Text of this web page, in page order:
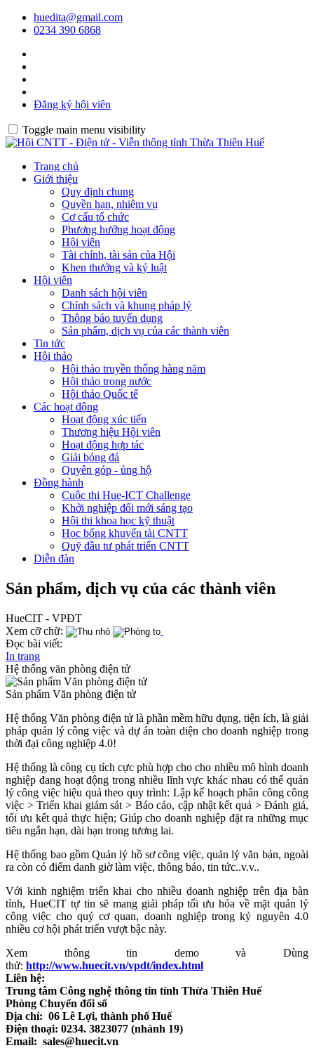
huedita@gmail.com
0234 390 6868
Đăng ký hội viên
Toggle main menu visibility
Trang chủ
Giới thiệu
Quy định chung
Quyền hạn, nhiệm vụ
Cơ cấu tổ chức
Phương hướng hoạt động
Hội viên
Tài chính, tài sản của Hội
Khen thưởng và kỷ luật
Hội viên
Danh sách hội viên
Chính sách và khung pháp lý
Thông báo tuyển dụng
Sản phẩm, dịch vụ của các thành viên
Tin tức
Hội thảo
Hội thảo truyền thống hàng năm
Hội thảo trong nước
Hội thảo Quốc tế
Các hoạt động
Hoạt động xúc tiến
Thương hiệu Hội viên
Hoạt động hợp tác
Giải bóng đá
Quyên góp - ủng hộ
Đồng hành
Cuộc thi Hue-ICT Challenge
Khởi nghiệp đổi mới sáng tạo
Hội thi khoa học kỹ thuật
Học bổng khuyến tài CNTT
Quỹ đầu tư phát triển CNTT
Diễn đàn
Sản phẩm, dịch vụ của các thành viên
HueCIT - VPĐT
Xem cỡ chữ:
Đọc bài viết:
In trang
Hệ thống văn phòng điện tử
Sản phẩm Văn phòng điện tử
Hệ thống Văn phòng điện tử là phần mềm hữu dụng, tiện ích, là giải
pháp quản lý công việc và dự án toàn diện cho doanh nghiệp trong
thời đại công nghiệp 4.0!
Hệ thống là công cụ tích cực phù hợp cho cho nhiều mô hình doanh
nghiệp đang hoạt động trong nhiều lĩnh vực khác nhau có thể quản
lý công việc hiệu quả theo quy trình: Lập kế hoạch phân công công
việc > Triển khai giám sát > Báo cáo, cập nhật kết quả > Đánh giá,
tối ưu kết quả thực hiện; Giúp cho doanh nghiệp đặt ra những mục
tiêu ngắn hạn, dài hạn trong tương lai.
Hệ thống bao gồm Quản lý hồ sơ công việc, quản lý văn bản, ngoài
ra còn có điểm danh giờ làm việc, thông báo, tin tức..v.v..
Với kinh nghiệm triển khai cho nhiều doanh nghiệp trên địa bàn
tỉnh, HueCIT tự tin sẽ mang giải pháp tối ưu hóa về mặt quản lý
công việc cho quý cơ quan, doanh nghiệp trong kỷ nguyên 4.0
nhiều cơ hội phát triển vượt bậc này.
Xem thông tin demo và Dùng
thử: http://www.huecit.vn/vpdt/index.html
Liên hệ:
Trung tâm Công nghệ thông tin tỉnh Thừa Thiên Huế
Phòng Chuyển đổi số
Địa chỉ: 06 Lê Lợi, thành phố Huế
Điện thoại: 0234. 3823077 (nhánh 19)
Email: sales@huecit.vn